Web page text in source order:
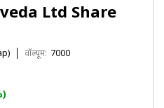
Ltd Share
वॉल्यूम: 7000